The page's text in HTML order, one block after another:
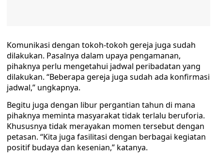
Komunikasi dengan tokoh-tokoh gereja juga sudah
dilakukan. Pasalnya dalam upaya pengamanan,
pihaknya perlu mengetahui jadwal peribadatan yang
dilakukan. “Beberapa gereja juga sudah ada konfirmasi
jadwal,” ungkapnya.
Begitu juga dengan libur pergantian tahun di mana
pihaknya meminta masyarakat tidak terlalu beruforia.
Khususnya tidak merayakan momen tersebut dengan
petasan. “Kita juga fasilitasi dengan berbagai kegiatan
positif budaya dan kesenian,” katanya.